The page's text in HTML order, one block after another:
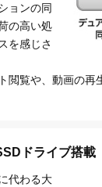
ョンの同
の高い処
を感じさ
閲覧や、動画の再
ドライブ搭載
代わる大